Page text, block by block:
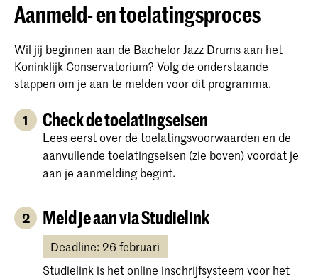
Aanmeld- en toelatingsproces
Wil jij beginnen aan de Bachelor Jazz Drums aan het
Koninklijk Conservatorium? Volg de onderstaande
stappen om je aan te melden voor dit programma.
1 Check de toelatingseisen
Lees eerst over de toelatingsvoorwaarden en de
aanvullende toelatingseisen (zie boven) voordat je
aan je aanmelding begint.
2 Meld je aan via Studielink
Deadline: 26 februari
Studielink is het online inschrijfsysteem voor het